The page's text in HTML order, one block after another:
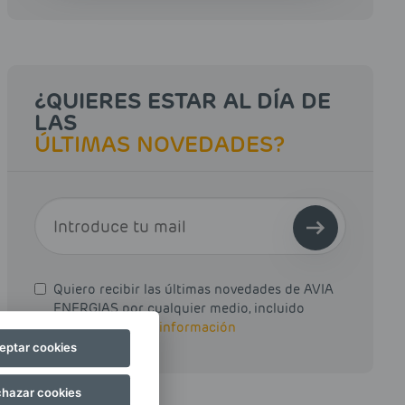
¿QUIERES ESTAR AL DÍA DE
LAS
ÚLTIMAS NOVEDADES?
Quiero recibir las últimas novedades de AVIA
ENERGIAS por cualquier medio, incluido
electrónico. Más información
cookies
cookies